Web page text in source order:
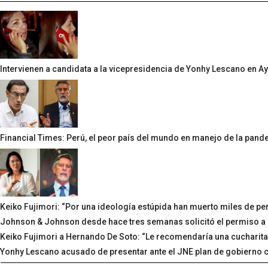
Intervienen a candidata a la vicepresidencia de Yonhy Lescano en
Financial Times: Perú, el peor país del mundo en manejo de la
Keiko Fujimori: “Por una ideología estúpida han muerto miles de
Johnson & Johnson desde hace tres semanas solicitó el permiso
Keiko Fujimori a Hernando De Soto: “Le recomendaría una
Yonhy Lescano acusado de presentar ante el JNE plan de